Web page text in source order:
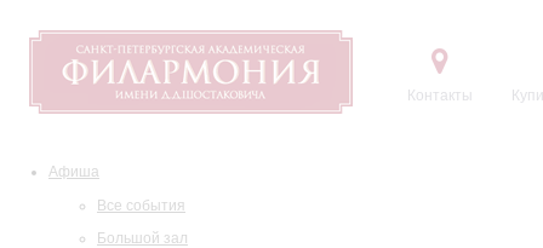
Контакты
Афиша
Все события
Большой зал